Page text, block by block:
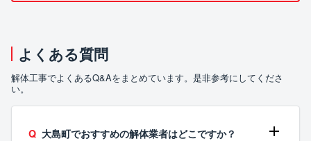
よくある質問
解体工事でよくあるQ&Aをまとめています。是非参考にしてくださ
い。
大島町でおすすめの解体業者はどこですか？